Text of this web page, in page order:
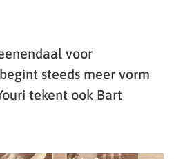
voor
steeds meer vorm
tekent ook Bart